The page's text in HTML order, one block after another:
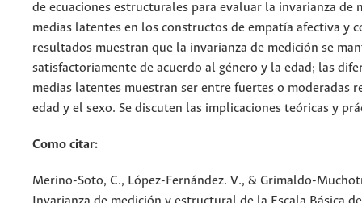
de ecuaciones estructurales para evaluar la invarianza de
medias latentes en los constructos de empatía afectiva y
resultados muestran que la invarianza de medición se
satisfactoriamente de acuerdo al género y la edad; las
medias latentes muestran ser entre fuertes o moderadas
edad y el sexo. Se discuten las implicaciones teóricas y
Como citar:
Merino-Soto, C., López-Fernández. V., & Grimaldo-